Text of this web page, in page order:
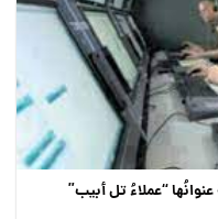
“عملاءُ تل أبيب”